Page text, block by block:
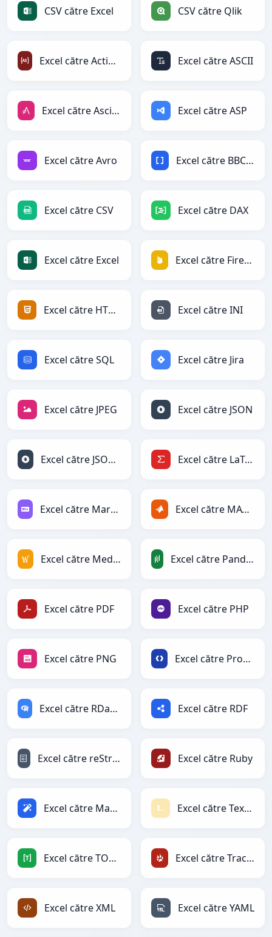
CSV către Excel CSV către Qlik
Excel către ActionScript Excel către ASCII
Excel către AsciiDoc Excel către ASP
Excel către Avro Excel către BBCode
Excel către CSV Excel către DAX
Excel către Excel Excel către Firebase
Excel către HTML Excel către INI
Excel către SQL Excel către Jira
Excel către JPEG Excel către JSON
Excel către JSONLines Excel către LaTeX
Excel către Markdown Excel către MATLAB
Excel către MediaWiki Excel către PandasDataFrame
Excel către PDF Excel către PHP
Excel către PNG Excel către Protobuf
Excel către RDataFrame Excel către RDF
Excel către reStructuredText Excel către Ruby
Excel către Magic Excel către Textile
Excel către TOML Excel către TracWiki
Excel către XML Excel către YAML